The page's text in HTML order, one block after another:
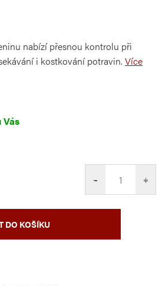
nabízí přesnou kontrolu při
i kostkování potravin. Více
+
−
DO KOŠÍKU